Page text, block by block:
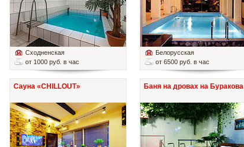
Сходненская
от 1000 руб. в час
Белорусская
от 6500 руб. в час
Сауна «CHILLOUT» Баня на дровах на Буракова